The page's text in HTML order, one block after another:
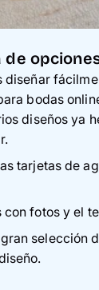
de
diseñar
bodas
diseños ya
tarjetas de
con fotos y el
selección